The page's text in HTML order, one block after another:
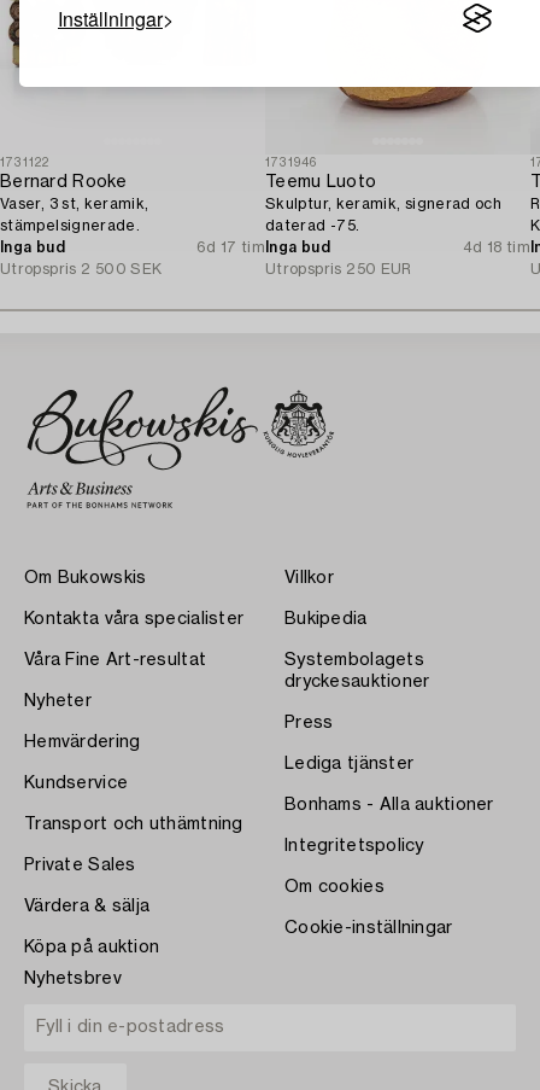
Inställningar
1731122
Bernard Rooke
Vaser, 3 st, keramik,
stämpelsignerade.
Inga bud
6d 17 tim
Utropspris 2 500 SEK
1731946
Teemu Luoto
Skulptur, keramik, signerad och
daterad -75.
Inga bud
4d 18 tim
Utropspris 250 EUR
Om Bukowskis
Kontakta våra specialister
Våra Fine Art-resultat
Nyheter
Hemvärdering
Kundservice
Transport och uthämtning
Private Sales
Värdera & sälja
Köpa på auktion
Villkor
Bukipedia
Systembolagets
dryckesauktioner
Press
Lediga tjänster
Bonhams - Alla auktioner
Integritetspolicy
Om cookies
Cookie-inställningar
Nyhetsbrev